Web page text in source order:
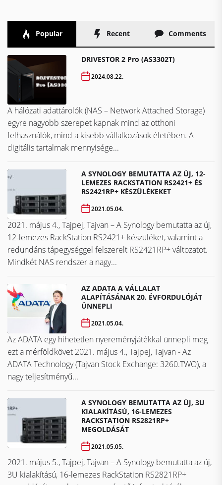
Popular Recent Comments
DRIVESTOR 2 Pro (AS3302T)
2024.08.22.
A hálózati adattárolók (NAS – Network Attached Storage)
egyre nagyobb szerepet kapnak mind az otthoni
felhasználók, mind a kisebb vállalkozások életében. A
digitális tartalmak mennyisége...
A SYNOLOGY BEMUTATTA AZ ÚJ, 12-
LEMEZES RACKSTATION RS2421+ ÉS
RS2421RP+ KÉSZÜLÉKEKET
2021.05.04.
2021. május 4., Tajpej, Tajvan – A Synology bemutatta az új,
12-lemezes RackStation RS2421+ készüléket, valamint a
redundáns tápegységgel felszerelt RS2421RP+ változatot.
Mindkét NAS rendszer a nagy...
AZ ADATA A VÁLLALAT
ALAPÍTÁSÁNAK 20. ÉVFORDULÓJÁT
ÜNNEPLI
2021.05.04.
Az ADATA egy hihetetlen nyereményjátékkal ünnepli meg
ezt a mérföldkövet ​​​​​​​2021. május 4., Tajpej, Tajvan - Az
ADATA Technology (Tajvan Stock Exchange: 3260.TWO), a
nagy teljesítményű...
A SYNOLOGY BEMUTATTA AZ ÚJ, 3U
KIALAKÍTÁSÚ, 16-LEMEZES
RACKSTATION RS2821RP+
MEGOLDÁSÁT
2021.05.05.
2021. május 5., Tajpej, Tajvan – A Synology bemutatta az új,
3U kialakítású, 16-lemezes RackStation RS2821RP+